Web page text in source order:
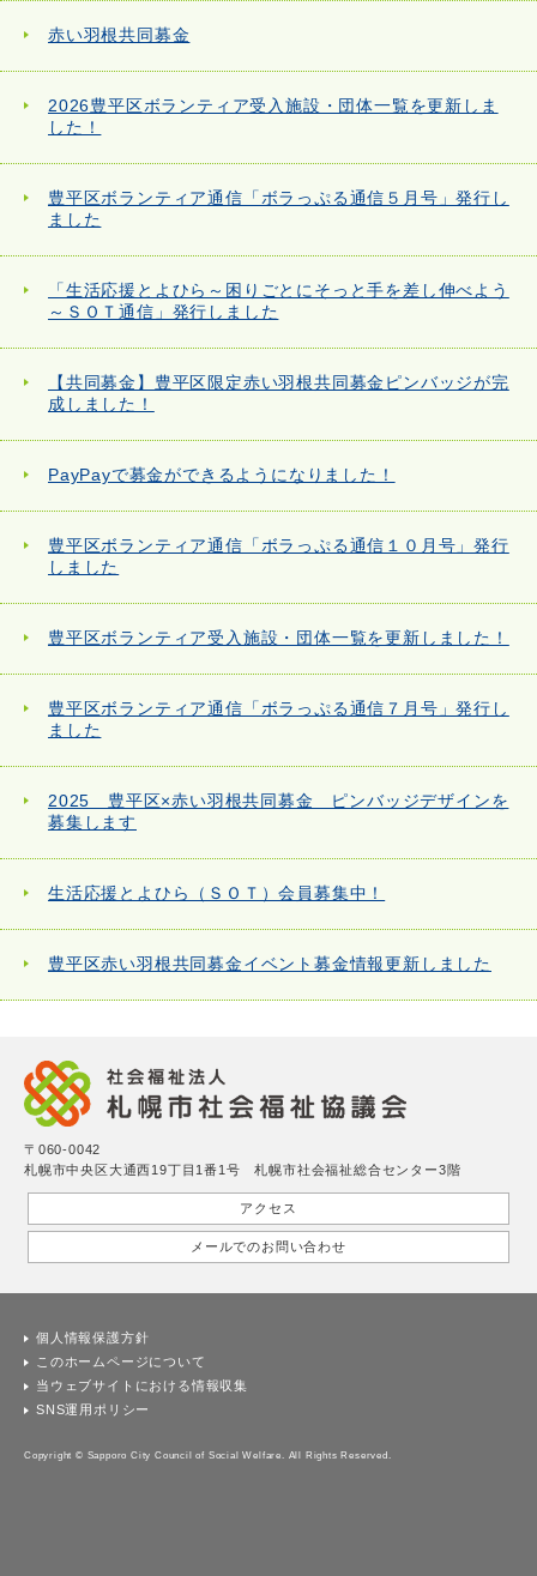
赤い羽根共同募金
2026豊平区ボランティア受入施設・団体一覧を更新しま
した！
豊平区ボランティア通信「ボラっぷる通信５月号」発行し
ました
「生活応援とよひら～困りごとにそっと手を差し伸べよう
～ＳＯＴ通信」発行しました
【共同募金】豊平区限定赤い羽根共同募金ピンバッジが完
成しました！
PayPayで募金ができるようになりました！
豊平区ボランティア通信「ボラっぷる通信１０月号」発行
しました
豊平区ボランティア受入施設・団体一覧を更新しました！
豊平区ボランティア通信「ボラっぷる通信７月号」発行し
ました
2025 豊平区×赤い羽根共同募金 ピンバッジデザインを
募集します
生活応援とよひら（ＳＯＴ）会員募集中！
豊平区赤い羽根共同募金イベント募金情報更新しました
〒060-0042
札幌市中央区大通西19丁目1番1号 札幌市社会福祉総合センター3階
アクセス
メールでのお問い合わせ
個人情報保護方針
このホームページについて
当ウェブサイトにおける情報収集
SNS運用ポリシー
Copyright © Sapporo City Council of Social Welfare. All Rights Reserved.